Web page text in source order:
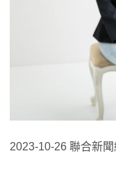
2023-10-26 聯合新